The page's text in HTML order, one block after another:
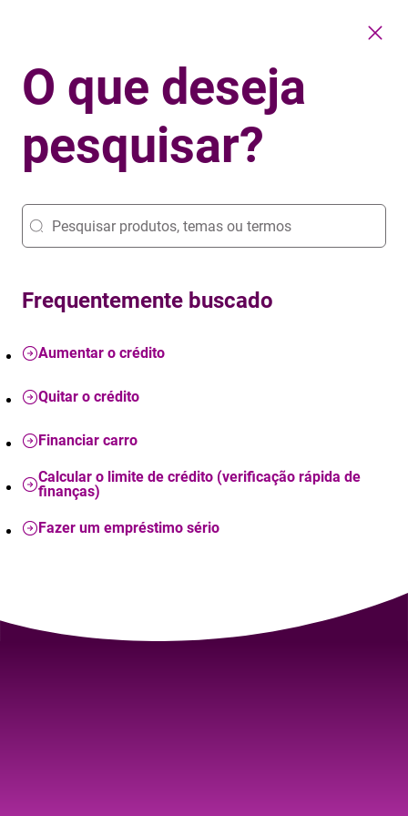
O que deseja
pesquisar?
Frequentemente buscado
Aumentar o crédito
Quitar o crédito
Financiar carro
Calcular o limite de crédito (verificação rápida de
finanças)
Fazer um empréstimo sério